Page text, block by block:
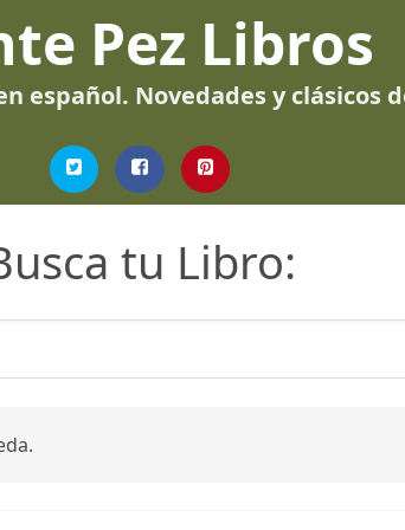
Pez Libros
español. Novedades y clásicos
tu Libro: